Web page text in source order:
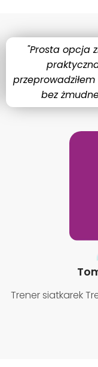
"Prosta opcja
bez
Trener siatkarek